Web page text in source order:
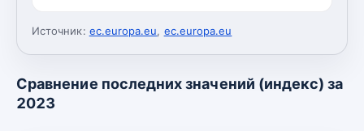
Источник: ec.europa.eu, ec.europa.eu
Сравнение последних значений (индекс) за
2023